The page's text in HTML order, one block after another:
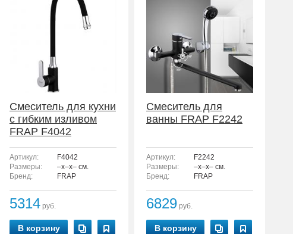
Смеситель для кухни
с гибким изливом
FRAP F4042
Артикул:
F4042
Размеры:
–x–x– см.
Бренд:
FRAP
5314 руб.
В корзину
Смеситель для
ванны FRAP F2242
Артикул:
F2242
Размеры:
–x–x– см.
Бренд:
FRAP
6829 руб.
В корзину